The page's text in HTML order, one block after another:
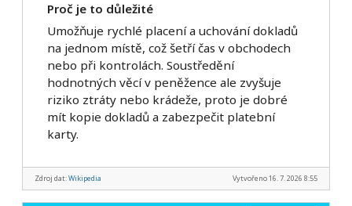
Proč je to důležité
Umožňuje rychlé placení a uchování dokladů
na jednom místě, což šetří čas v obchodech
nebo při kontrolách. Soustředění
hodnotných věcí v peněžence ale zvyšuje
riziko ztráty nebo krádeže, proto je dobré
mít kopie dokladů a zabezpečit platební
karty.
Vytvořeno 16. 7. 2026 8:55
Zdroj dat:Wikipedia